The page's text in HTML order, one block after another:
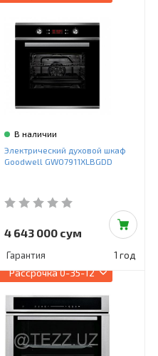
В наличии
Электрический духовой шкаф
Goodwell GWO7911XLBGDD
4 643 000 сум
Гарантия 1 год
Рассрочка0-35-12